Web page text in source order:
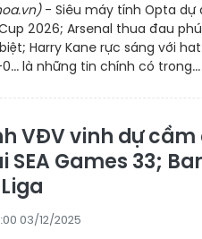
- Siêu máy tính Opta dự
2026; Arsenal thua đau
Harry Kane rực sáng với
là những tin chính có trong...
VĐV vinh dự
SEA Games 33;
03/12/2025